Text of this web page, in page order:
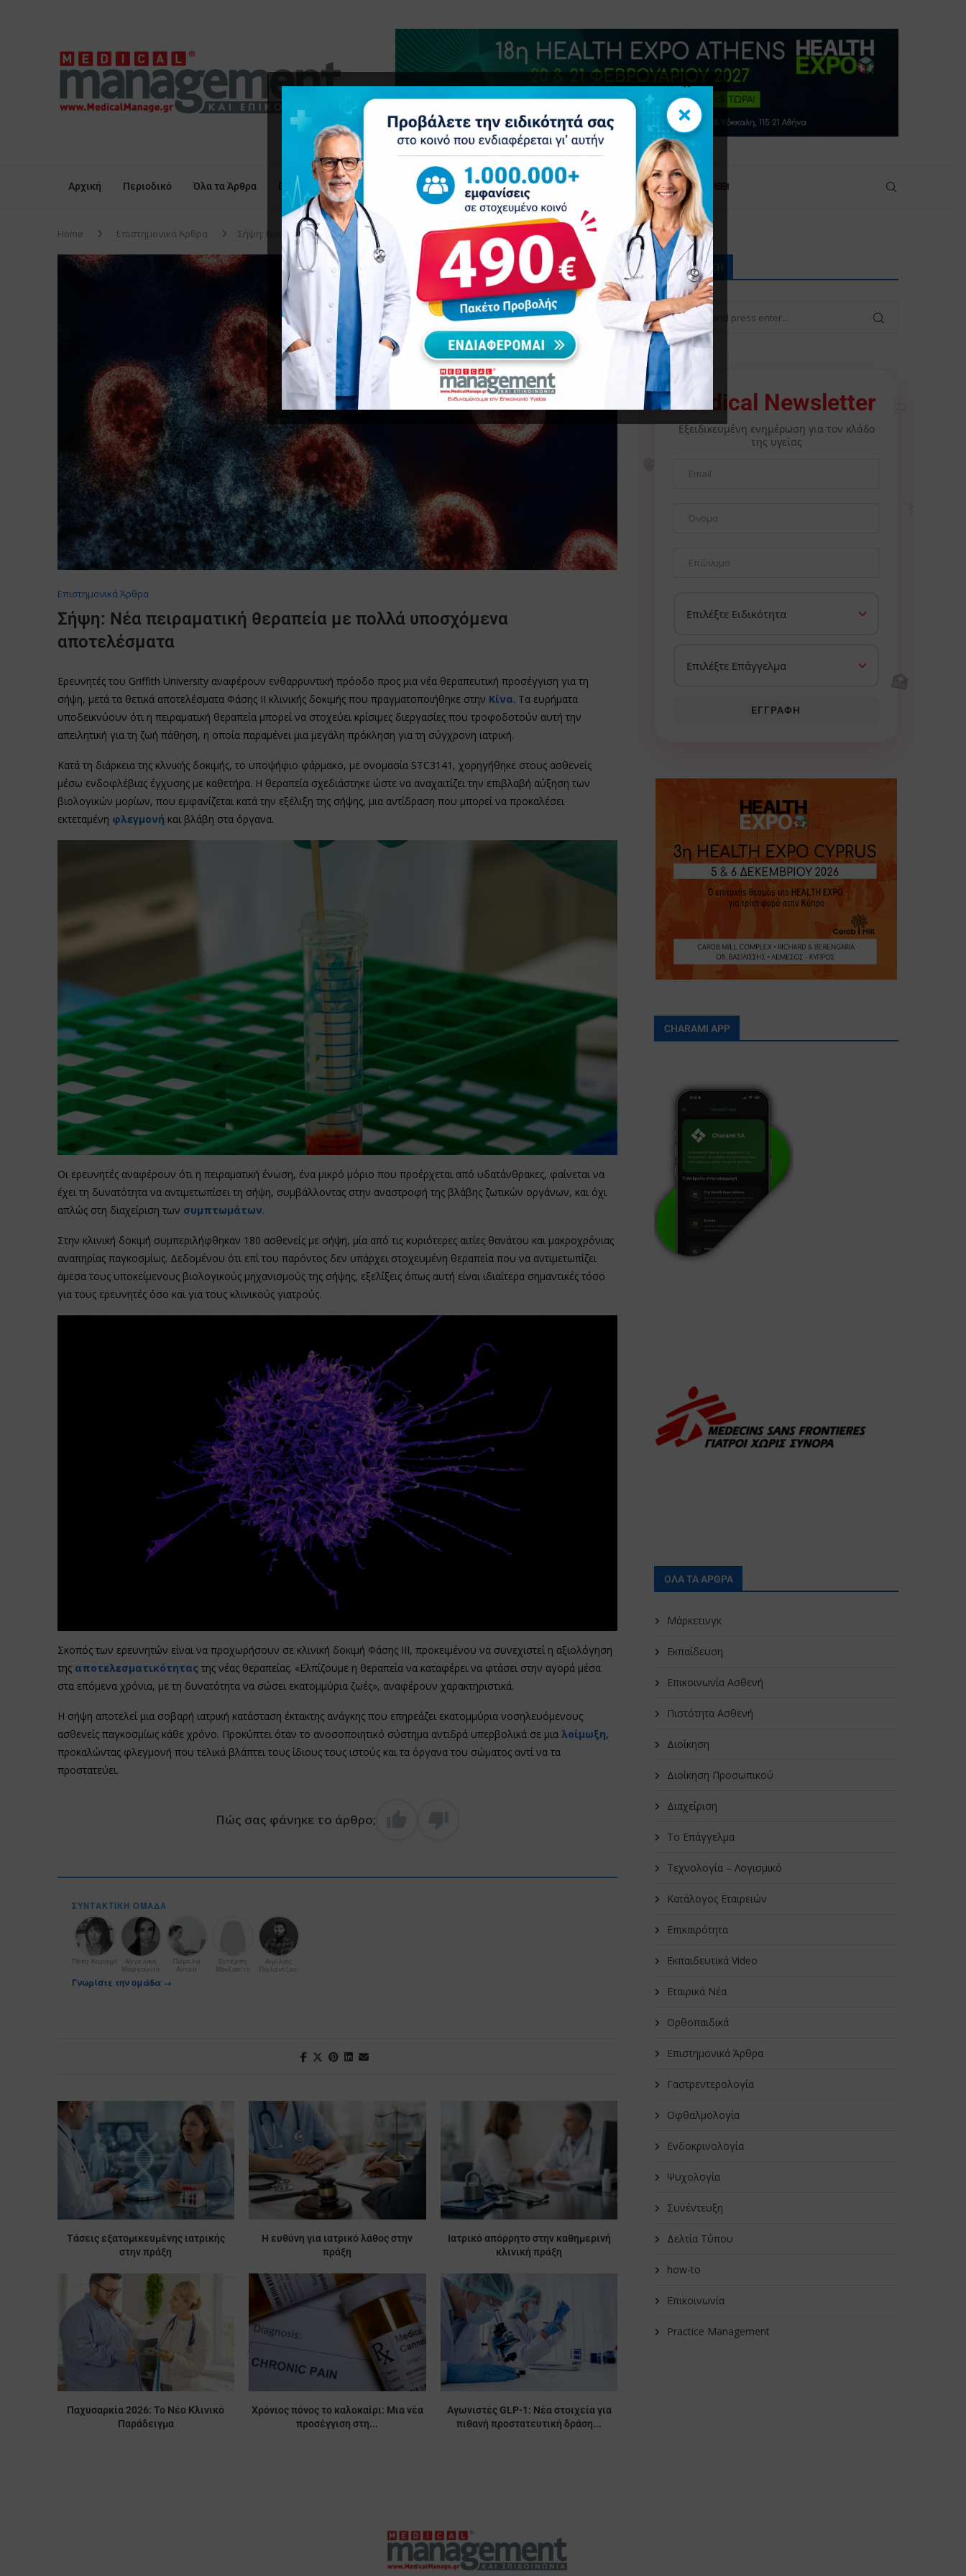
Αρχική Περιοδικό Όλα τα Άρθρα Επικαιρότητα Δελτία Τύπου Προβολή Ιατρού Επικοινωνία
Home Επιστημονικά Άρθρα Σήψη: Νέα πειραματική θεραπεία με πολλά υποσχόμενα αποτελέσματα
Επιστημονικά Άρθρα
Σήψη: Νέα πειραματική θεραπεία με πολλά υποσχόμενα
αποτελέσματα
Ερευνητές του Griffith University αναφέρουν ενθαρρυντική πρόοδο προς μια νέα θεραπευτική προσέγγιση για τη
σήψη, μετά τα θετικά αποτελέσματα Φάσης ΙΙ κλινικής δοκιμής που πραγματοποιήθηκε στην Κίνα. Τα ευρήματα
υποδεικνύουν ότι η πειραματική θεραπεία μπορεί να στοχεύει κρίσιμες διεργασίες που τροφοδοτούν αυτή την
απειλητική για τη ζωή πάθηση, η οποία παραμένει μια μεγάλη πρόκληση για τη σύγχρονη ιατρική.
Κατά τη διάρκεια της κλνικής δοκιμής, το υποψήφιο φάρμακο, με ονομασία STC3141, χορηγήθηκε στους ασθενείς
μέσω ενδοφλέβιας έγχυσης με καθετήρα. Η θεραπεία σχεδιάστηκε ώστε να αναχαιτίζει την επιβλαβή αύξηση των
βιολογικών μορίων, που εμφανίζεται κατά την εξέλιξη της σήψης, μια αντίδραση που μπορεί να προκαλέσει
εκτεταμένη φλεγμονή και βλάβη στα όργανα.
Οι ερευνητές αναφέρουν ότι η πειραματική ένωση, ένα μικρό μόριο που προέρχεται από υδατάνθρακες, φαίνεται να
έχει τη δυνατότητα να αντιμετωπίσει τη σήψη, συμβάλλοντας στην αναστροφή της βλάβης ζωτικών οργάνων, και όχι
απλώς στη διαχείριση των συμπτωμάτων.
Στην κλινική δοκιμή συμπεριλήφθηκαν 180 ασθενείς με σήψη, μία από τις κυριότερες αιτίες θανάτου και μακροχρόνιας
αναπηρίας παγκοσμίως. Δεδομένου ότι επί του παρόντος δεν υπάρχει στοχευμένη θεραπεία που να αντιμετωπίζει
άμεσα τους υποκείμενους βιολογικούς μηχανισμούς της σήψης, εξελίξεις όπως αυτή είναι ιδιαίτερα σημαντικές τόσο
για τους ερευνητές όσο και για τους κλινικούς γιατρούς.
Σκοπός των ερευνητών είναι να προχωρήσουν σε κλινική δοκιμή Φάσης ΙΙΙ, προκειμένου να συνεχιστεί η αξιολόγηση
της αποτελεσματικότητας της νέας θεραπείας. «Ελπίζουμε η θεραπεία να καταφέρει να φτάσει στην αγορά μέσα
στα επόμενα χρόνια, με τη δυνατότητα να σώσει εκατομμύρια ζωές», αναφέρουν χαρακτηριστικά.
Η σήψη αποτελεί μια σοβαρή ιατρική κατάσταση έκτακτης ανάγκης που επηρεάζει εκατομμύρια νοσηλευόμενους
ασθενείς παγκοσμίως κάθε χρόνο. Προκύπτει όταν το ανοσοποιητικό σύστημα αντιδρά υπερβολικά σε μια λοίμωξη,
προκαλώντας φλεγμονή που τελικά βλάπτει τους ίδιους τους ιστούς και τα όργανα του σώματος αντί να τα
προστατεύει.
Πώς σας φάνηκε το άρθρο;
ΣΥΝΤΑΚΤΙΚΉ ΟΜΆΔΑ
Πόπη Χαραμή
Αγγελική
Μαργαρίτη
Πάμελα
Λύτρα
Ευτέρπη
Μουζακίτη
Αιμίλιος
Παλάντζας
Γνωρίστε την ομάδα →
Τάσεις εξατομικευμένης ιατρικής
στην πράξη
Η ευθύνη για ιατρικό λάθος στην
πράξη
Ιατρικό απόρρητο στην καθημερινή
κλινική πράξη
Παχυσαρκία 2026: Το Νέο Κλινικό
Παράδειγμα
Χρόνιος πόνος το καλοκαίρι: Μια νέα
προσέγγιση στη...
Αγωνιστές GLP-1: Νέα στοιχεία για
πιθανή προστατευτική δράση...
ΑΝΑΖΉΤΗΣΗ
Medical Newsletter
Εξειδικευμένη ενημέρωση για τον κλάδο
της υγείας
ΕΓΓΡΑΦΉ
CHARAMI APP
ΟΛΑ ΤΑ ΑΡΘΡΑ
Μάρκετινγκ
Εκπαίδευση
Επικοινωνία Ασθενή
Πιστότητα Ασθενή
Διοίκηση
Διοίκηση Προσωπικού
Διαχείριση
Το Επάγγελμα
Τεχνολογία – Λογισμικό
Κατάλογος Εταιρειών
Επικαιρότητα
Εκπαιδευτικά Video
Εταιρικά Νέα
Oρθοπαιδικά
Επιστημονικά Άρθρα
Γαστρεντερολογία
Οφθαλμολογία
Ενδοκρινολογία
Ψυχολογία
Συνέντευξη
Δελτία Τύπου
how-to
Επικοινωνία
Practice Management
×
×